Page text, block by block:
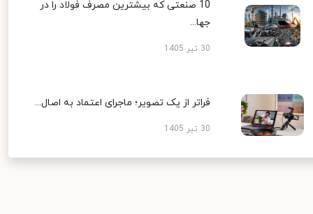
10 صنعتی که بیشترین مصرف فولاد را در
جها...
30 تیر 1405
فراتر از یک تصویر؛ ماجرای اعتماد به اصال...
30 تیر 1405